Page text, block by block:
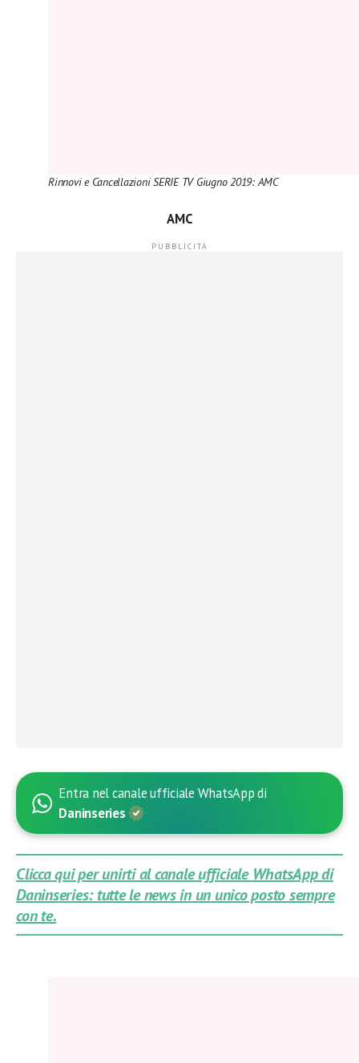
Rinnovi e Cancellazioni SERIE TV Giugno 2019: AMC
AMC
Entra nel canale ufficiale WhatsApp di
Daninseries
Clicca qui per unirti al canale ufficiale WhatsApp di
Daninseries: tutte le news in un unico posto sempre
con te.